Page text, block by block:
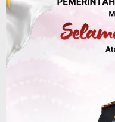
Agustus 8, 2026
Sosial & Keagamaan
Hari Pramuka ke-
Banjarmasin
Antasari dan